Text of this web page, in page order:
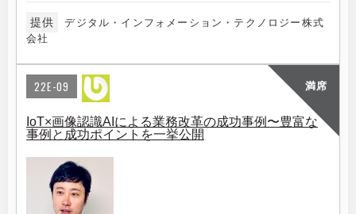
提供
デジタル・インフォメーション・テクノロジー株式
会社
満席
22E-09
IoT×画像認識AIによる業務改革の成功事例〜豊富な
事例と成功ポイントを一挙公開